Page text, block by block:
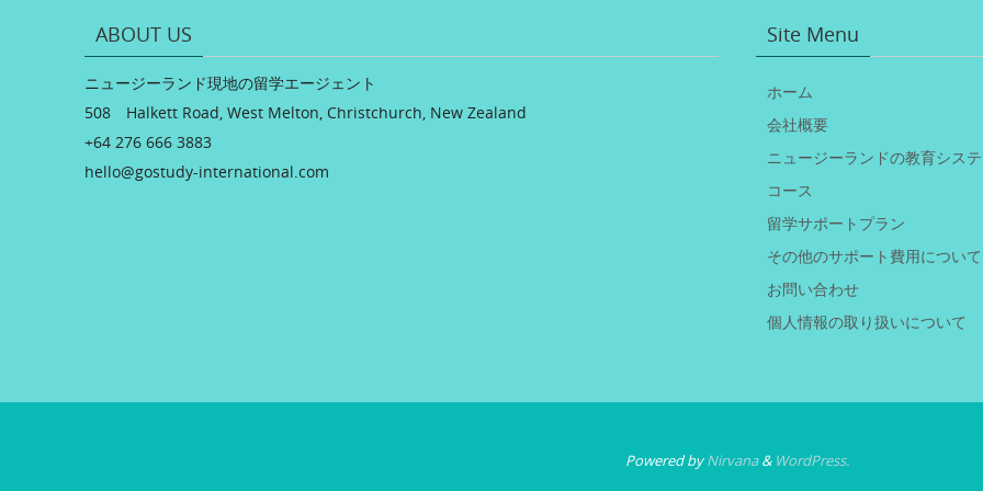
ABOUT US
ニュージーランド現地の留学エージェント
508 Halkett Road, West Melton, Christchurch, New Zealand
+64 276 666 3883
hello@gostudy-international.com
Site Menu
ホーム
会社概要
ニュージーランドの教育シス
コース
留学サポートプラン
その他のサポート費用について
お問い合わせ
個人情報の取り扱いについて
Powered byNirvana& WordPress.